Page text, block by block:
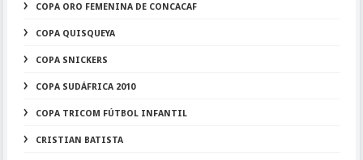
COPA ORO FEMENINA DE CONCACAF
COPA QUISQUEYA
COPA SNICKERS
COPA SUDÁFRICA 2010
COPA TRICOM FÚTBOL INFANTIL
CRISTIAN BATISTA